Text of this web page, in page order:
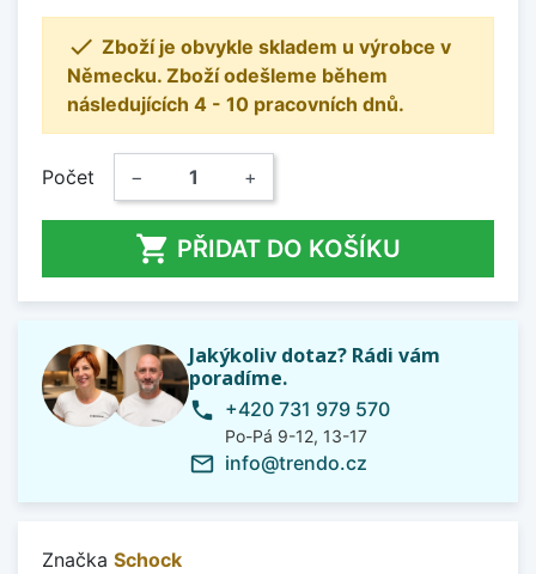
 Zboží je obvykle skladem u výrobce v
Německu. Zboží odešleme během
následujících 4 - 10 pracovních dnů.
Počet − +
 PŘIDAT DO KOŠÍKU
Jakýkoliv dotaz? Rádi vám
poradíme.
phone +420 731 979 570
Po-Pá 9-12, 13-17
mail_outline info@trendo.cz
Značka Schock